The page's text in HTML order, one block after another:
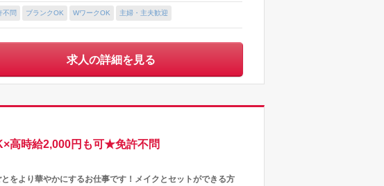
不問 ブランクOK WワークOK 主婦・主夫歓迎
求人の詳細を見る
高時給2,000円も可★免許不問
をより華やかにするお仕事です！メイクとセットができる方